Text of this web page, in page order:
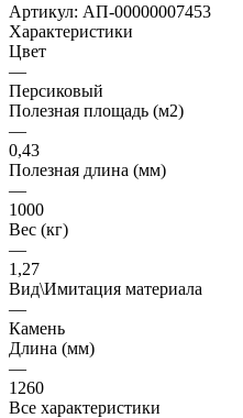
Артикул: АП-00000007453
Характеристики
Цвет
—
Персиковый
Полезная площадь (м2)
—
0,43
Полезная длина (мм)
—
1000
Вес (кг)
—
1,27
Вид\Имитация материала
—
Камень
Длина (мм)
—
1260
Все характеристики